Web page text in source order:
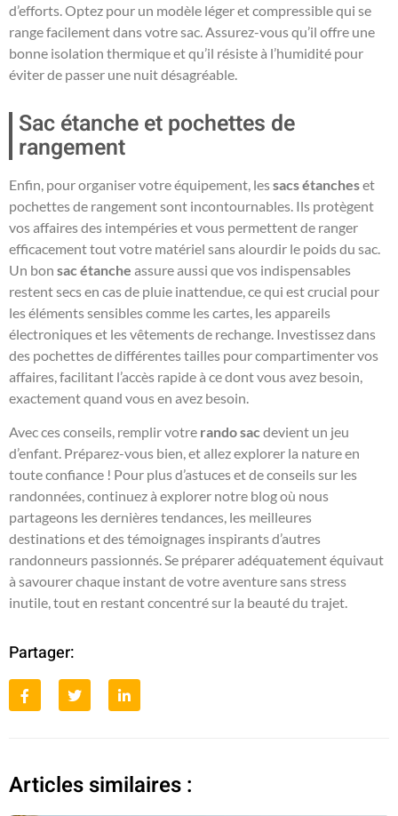
d’efforts. Optez pour un modèle léger et compressible qui se
range facilement dans votre sac. Assurez-vous qu’il offre une
bonne isolation thermique et qu’il résiste à l’humidité pour
éviter de passer une nuit désagréable.
Sac étanche et pochettes de
rangement
Enfin, pour organiser votre équipement, lessacs étancheset
pochettes de rangement sont incontournables. Ils protègent
vos affaires des intempéries et vous permettent de ranger
efficacement tout votre matériel sans alourdir le poids du sac.
Un bon sac étanche assure aussi que vos indispensables
restent secs en cas de pluie inattendue, ce qui est crucial pour
les éléments sensibles comme les cartes, les appareils
électroniques et les vêtements de rechange. Investissez dans
des pochettes de différentes tailles pour compartimenter vos
affaires, facilitant l’accès rapide à ce dont vous avez besoin,
exactement quand vous en avez besoin.
Avec ces conseils, remplir votre rando sacdevient un jeu
d’enfant. Préparez-vous bien, et allez explorer la nature en
toute confiance ! Pour plus d’astuces et de conseils sur les
randonnées, continuez à explorer notre blog où nous
partageons les dernières tendances, les meilleures
destinations et des témoignages inspirants d’autres
randonneurs passionnés. Se préparer adéquatement équivaut
à savourer chaque instant de votre aventure sans stress
inutile, tout en restant concentré sur la beauté du trajet.
Partager:
Articles similaires :